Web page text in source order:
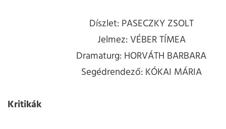
Díszlet: PASECZKY ZSOLT
Jelmez: VÉBER TÍMEA
Dramaturg: HORVÁTH BARBARA
Segédrendező: KÓKAI MÁRIA
Kritikák